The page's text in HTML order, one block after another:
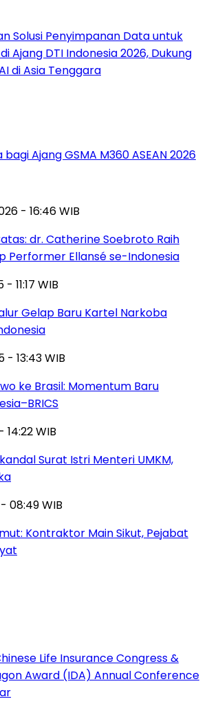
Solusi Penyimpanan Data untuk
Ajang DTI Indonesia 2026, Dukung
di Asia Tenggara
Ajang GSMA M360 ASEAN 2026
- 16:46 WIB
dr. Catherine Soebroto Raih
Performer Ellansé se-Indonesia
11:17 WIB
Gelap Baru Kartel Narkoba
- 13:43 WIB
ke Brasil: Momentum Baru
14:22 WIB
Surat Istri Menteri UMKM,
08:49 WIB
Kontraktor Main Sikut, Pejabat
Life Insurance Congress &
Award (IDA) Annual Conference